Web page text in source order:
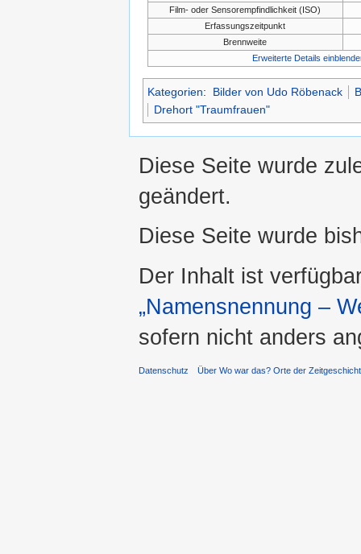
Film- oder Sensorempfindlichkeit (ISO)
Erfassungszeitpunkt
Brennweite
Erweiterte Details
Kategorien: Bilder von Udo Röbenack
Drehort "Traumfrauen"
Diese Seite wurde
geändert.
Diese Seite wurde
Der Inhalt ist
„Namensnennung –
sofern nicht anders
Datenschutz Über Wo war das? Orte der